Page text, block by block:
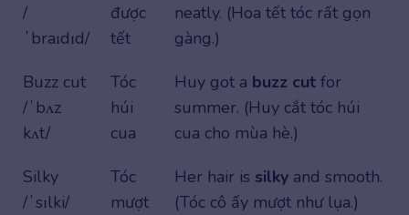
/
ˈbraɪdɪd/
được
tết
neatly. (Hoa tết tóc rất gọn
gàng.)
Buzz cut
/ˈbʌz
kʌt/
Tóc
húi
cua
Huy got a buzz cut for
summer. (Huy cắt tóc húi
cua cho mùa hè.)
Silky
/ˈsɪlki/
Tóc
mượt
Her hair is silky and smooth.
(Tóc cô ấy mượt như lụa.)